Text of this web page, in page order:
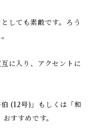
しても素敵です。ろう
に入り、アクセントに
(12号)」もしくは「和
すすめです。